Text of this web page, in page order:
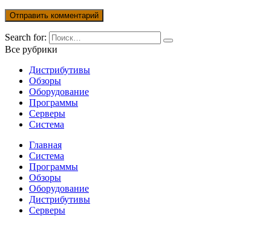
Search for:
Все рубрики
Дистрибутивы
Обзоры
Оборудование
Программы
Серверы
Система
Главная
Система
Программы
Обзоры
Оборудование
Дистрибутивы
Серверы